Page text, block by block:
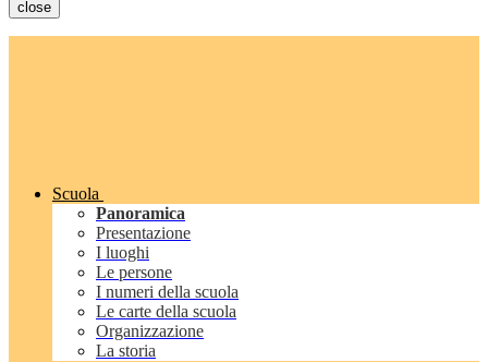
close
Scuola
Panoramica
Presentazione
I luoghi
Le persone
I numeri della scuola
Le carte della scuola
Organizzazione
La storia